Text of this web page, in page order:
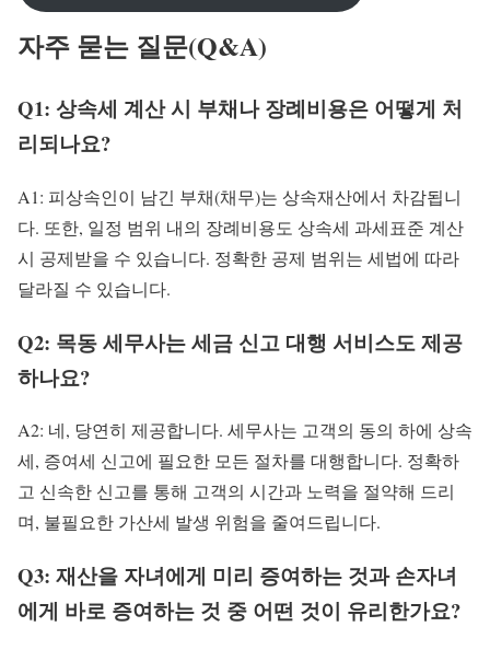
자주 묻는 질문(Q&A)
Q1: 상속세 계산 시 부채나 장례비용은 어떻게 처
리되나요?
A1: 피상속인이 남긴 부채(채무)는 상속재산에서 차감됩니
다. 또한, 일정 범위 내의 장례비용도 상속세 과세표준 계산
시 공제받을 수 있습니다. 정확한 공제 범위는 세법에 따라
달라질 수 있습니다.
Q2: 목동 세무사는 세금 신고 대행 서비스도 제공
하나요?
A2: 네, 당연히 제공합니다. 세무사는 고객의 동의 하에 상속
세, 증여세 신고에 필요한 모든 절차를 대행합니다. 정확하
고 신속한 신고를 통해 고객의 시간과 노력을 절약해 드리
며, 불필요한 가산세 발생 위험을 줄여드립니다.
Q3: 재산을 자녀에게 미리 증여하는 것과 손자녀
에게 바로 증여하는 것 중 어떤 것이 유리한가요?